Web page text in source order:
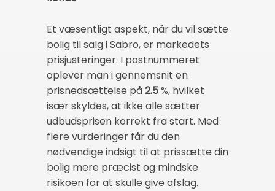
Et væsentligt aspekt, når du vil sætte
bolig til salg i Sabro, er markedets
prisjusteringer. I postnummeret
oplever man i gennemsnit en
prisnedsættelse på2.5%, hvilket
især skyldes, at ikke alle sætter
udbudsprisen korrekt fra start. Med
flere vurderinger får du den
nødvendige indsigt til at prissætte din
bolig mere præcist og mindske
risikoen for at skulle give afslag.